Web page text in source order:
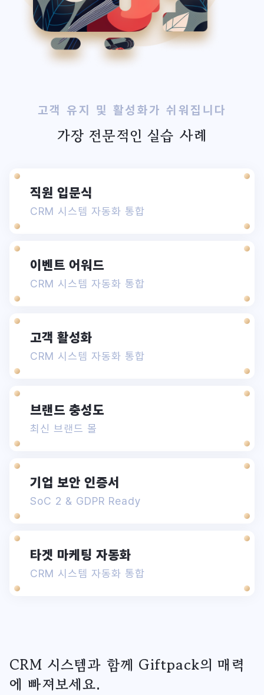
고객 유지 및 활성화가 쉬워집니다
가장 전문적인 실습 사례
직원 입문식
CRM 시스템 자동화 통합
이벤트 어워드
CRM 시스템 자동화 통합
고객 활성화
CRM 시스템 자동화 통합
브랜드 충성도
최신 브랜드 몰
기업 보안 인증서
SoC 2 & GDPR Ready
타겟 마케팅 자동화
CRM 시스템 자동화 통합
CRM 시스템과 함께 Giftpack의 매력
에 빠져보세요.